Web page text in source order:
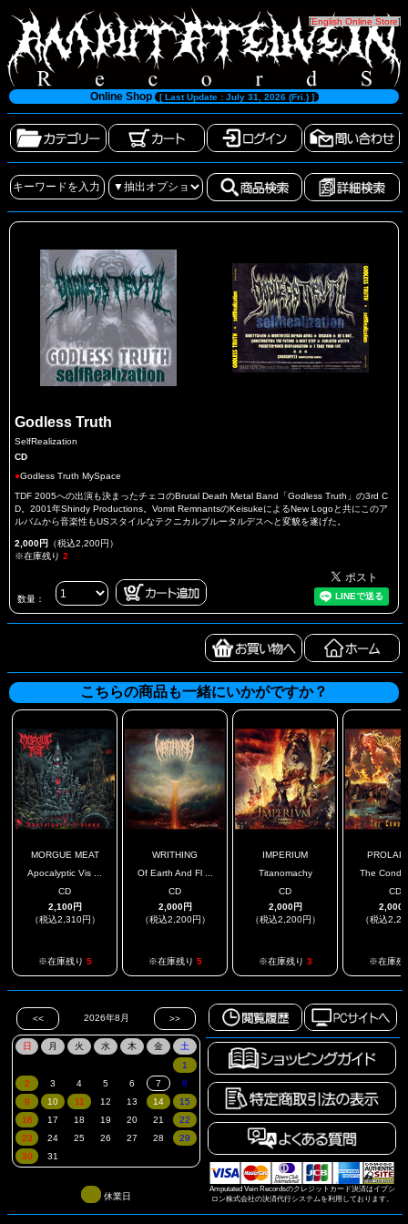
[English Online Store]
Online Shop [ Last Update : July 31, 2026 (Fri.) ]
Godless Truth
SelfRealization
CD
●Godless Truth MySpace
TDF 2005への出演も決まったチェコのBrutal Death Metal Band「Godless Truth」の3rd C
D。2001年Shindy Productions。Vomit RemnantsのKeisukeによるNew Logoと共にこのア
ルバムから音楽性もUSスタイルなテクニカルブルータルデスへと変貌を遂げた。
2,000円 （税込2,200円）
※在庫残り 2
数量：
こちらの商品も一緒にいかがですか？
MORGUE MEAT
Apocalyptic Vis ...
CD
2,100円
（税込2,310円）
※在庫残り 5
WRITHING
Of Earth And Fl ...
CD
2,000円
（税込2,200円）
※在庫残り 5
IMPERIUM
Titanomachy
CD
2,000円
（税込2,200円）
※在庫残り 3
The
CD
2,000
（税込
※在庫残
Amputated Vein Recordsのクレジットカード決済はイプシ
ロン株式会社の決済代行システムを利用しております。
休業日